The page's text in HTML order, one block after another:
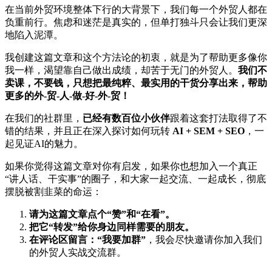
在当前外贸环境整体下行的大背景下，我们每一个外贸人都在
负重前行。焦虑和迷茫是真实的，但单打独斗只会让我们更深
地陷入泥潭。
我创建这篇文章和这个方法论的初衷，就是为了帮助更多像你
我一样，渴望靠自己做出成绩，却苦于无门的外贸人。 我们不
卖课，不要钱，只想把最纯粹、最实用的干货分享出来，帮助
更多的外-贸-人-做-好-外-贸！
在我们的社群里， 已经有数百位小伙伴跟着这套打法取得了不
错的结果，并且正在深入探讨如何玩转 AI + SEM + SEO ，一
起见证AI的魅力。
如果你觉得这篇文章对你有启发，如果你也想加入一个真正
“讲人话、干实事”的圈子，和大家一起交流、一起成长，彻底
摆脱被割韭菜的命运：
请为这篇文章点个“赞”和“在看”。
把它“转发”给你身边同样需要的朋友。
在评论区留言：“我要加群” ，我会尽快邀请你加入我们
的外贸人实战交流群。